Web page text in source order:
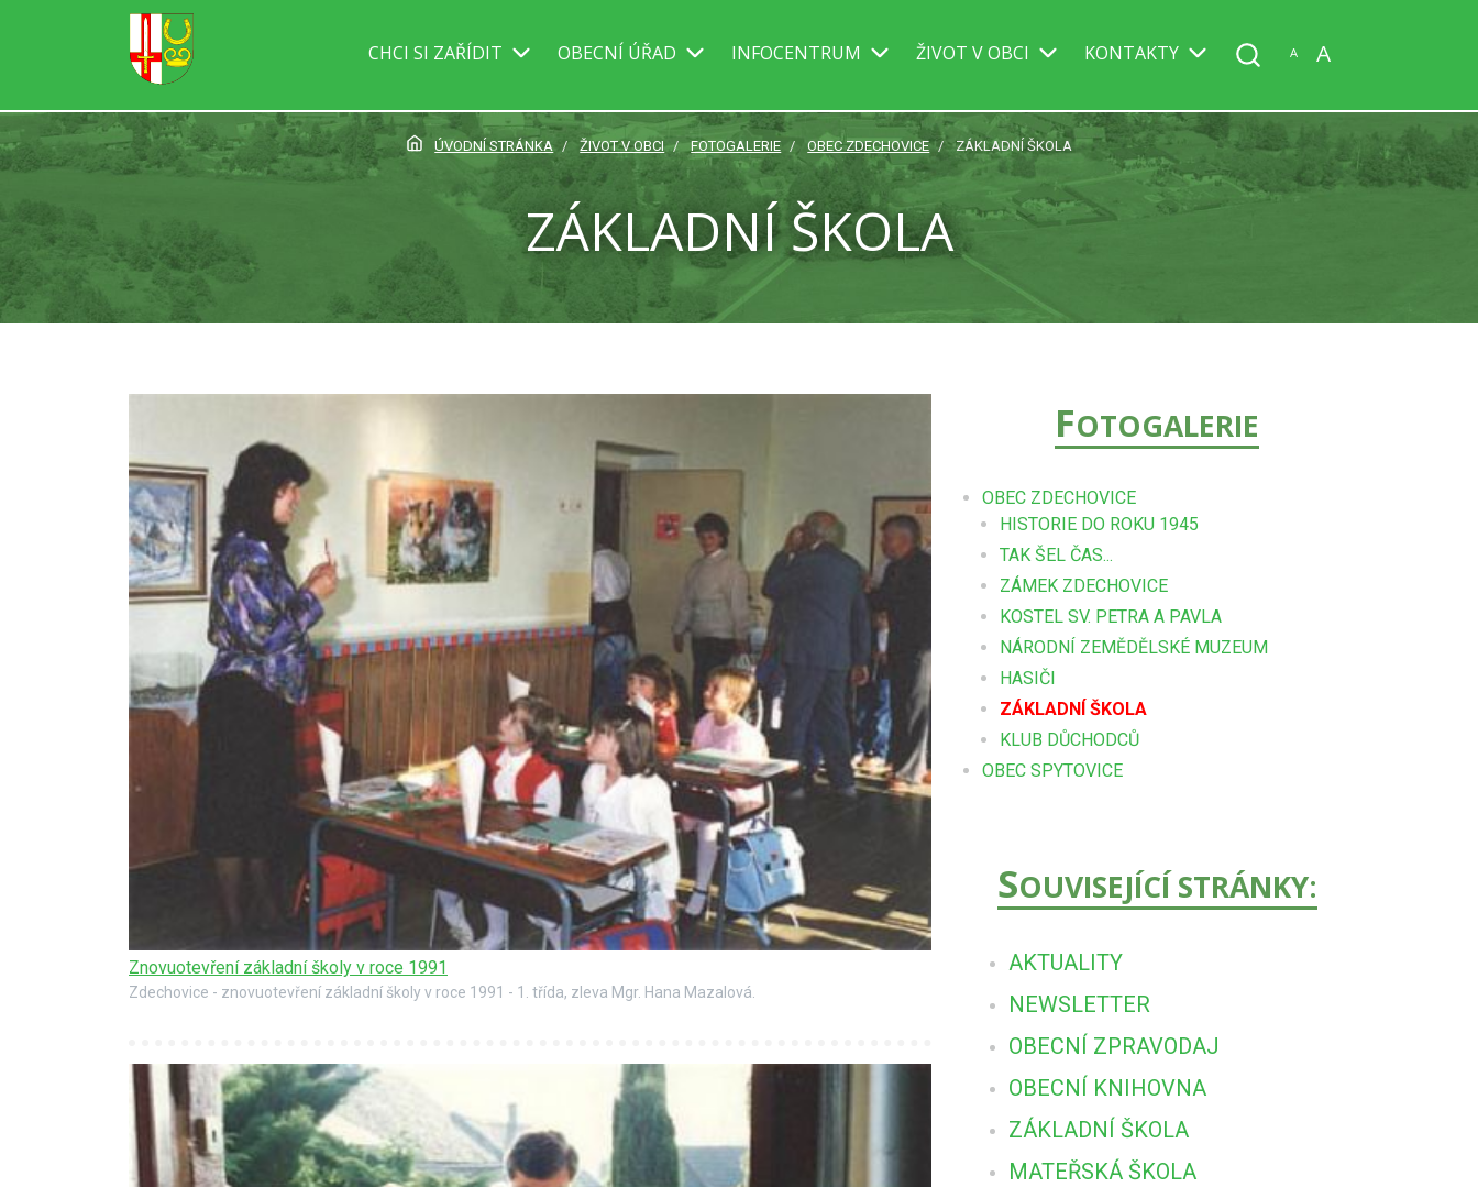
CHCI SI ZAŘÍDIT OBECNÍ ÚŘAD INFOCENTRUM ŽIVOT V OBCI KONTAKTY A A
ÚVODNÍ STRÁNKA ŽIVOT V OBCI FOTOGALERIE OBEC ZDECHOVICE ZÁKLADNÍ ŠKOLA
ZÁKLADNÍ ŠKOLA
Znovuotevření základní školy v roce 1991
Zdechovice - znovuotevření základní školy v roce 1991 - 1. třída, zleva Mgr. Hana Mazalová.
FOTOGALERIE
OBEC ZDECHOVICE
HISTORIE DO ROKU 1945
TAK ŠEL ČAS...
ZÁMEK ZDECHOVICE
KOSTEL SV. PETRA A PAVLA
NÁRODNÍ ZEMĚDĚLSKÉ MUZEUM
HASIČI
ZÁKLADNÍ ŠKOLA
KLUB DŮCHODCŮ
OBEC SPYTOVICE
SOUVISEJÍCÍ STRÁNKY:
AKTUALITY
NEWSLETTER
OBECNÍ ZPRAVODAJ
OBECNÍ KNIHOVNA
ZÁKLADNÍ ŠKOLA
MATEŘSKÁ ŠKOLA